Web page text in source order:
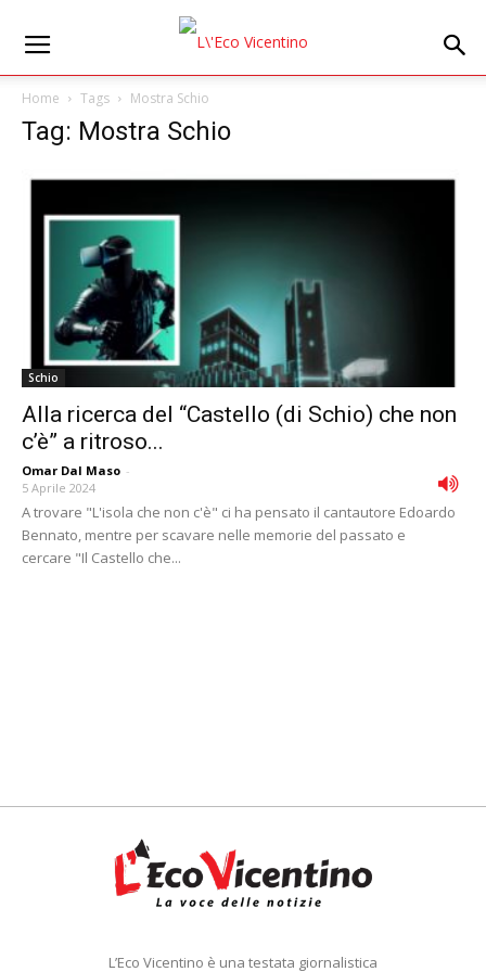
Home Tags Mostra Schio
Tag: Mostra Schio
Schio
Alla ricerca del “Castello (di Schio) che non
c’è” a ritroso...
Omar Dal Maso -
5 Aprile 2024
A trovare "L'isola che non c'è" ci ha pensato il cantautore Edoardo
Bennato, mentre per scavare nelle memorie del passato e
cercare "Il Castello che...
L’Eco Vicentino è una testata giornalistica